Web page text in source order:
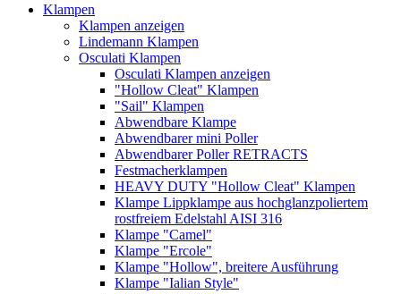
Klampen
Klampen anzeigen
Lindemann Klampen
Osculati Klampen
Osculati Klampen anzeigen
"Hollow Cleat" Klampen
"Sail" Klampen
Abwendbare Klampe
Abwendbarer mini Poller
Abwendbarer Poller RETRACTS
Festmacherklampen
HEAVY DUTY "Hollow Cleat" Klampen
Klampe Lippklampe aus hochglanzpoliertem
rostfreiem Edelstahl AISI 316
Klampe "Camel"
Klampe "Ercole"
Klampe "Hollow", breitere Ausführung
Klampe "Ialian Style"